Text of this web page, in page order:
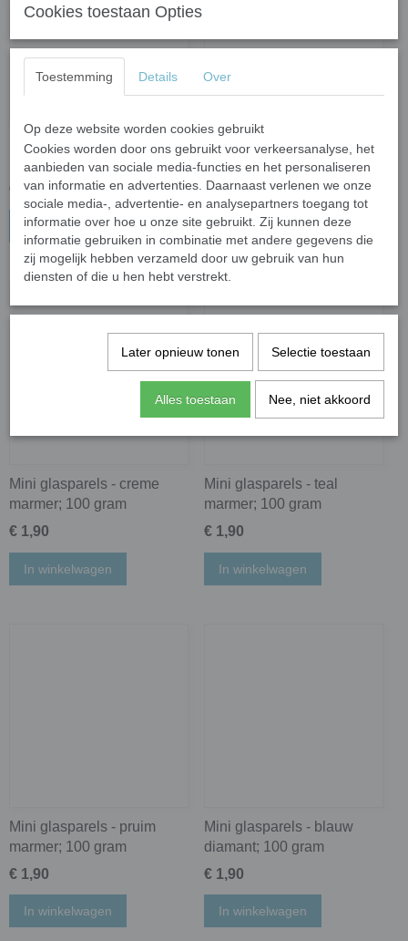
Mini glasparels - blauw
marmer; 100 gram
€ 1,90
In winkelwagen
Mini glasparels - turquoise
marmer; 100 gram
€ 1,90
In winkelwagen
Mini glasparels - creme
marmer; 100 gram
€ 1,90
In winkelwagen
Mini glasparels - teal
marmer; 100 gram
€ 1,90
In winkelwagen
Mini glasparels - pruim
marmer; 100 gram
€ 1,90
In winkelwagen
Mini glasparels - blauw
diamant; 100 gram
€ 1,90
In winkelwagen
Cookies toestaan Opties
Toestemming Details Over
Op deze website worden cookies gebruikt
Cookies worden door ons gebruikt voor verkeersanalyse, het
aanbieden van sociale media-functies en het personaliseren
van informatie en advertenties. Daarnaast verlenen we onze
sociale media-, advertentie- en analysepartners toegang tot
informatie over hoe u onze site gebruikt. Zij kunnen deze
informatie gebruiken in combinatie met andere gegevens die
zij mogelijk hebben verzameld door uw gebruik van hun
diensten of die u hen hebt verstrekt.
Later opnieuw tonen Selectie toestaan
Alles toestaan Nee, niet akkoord